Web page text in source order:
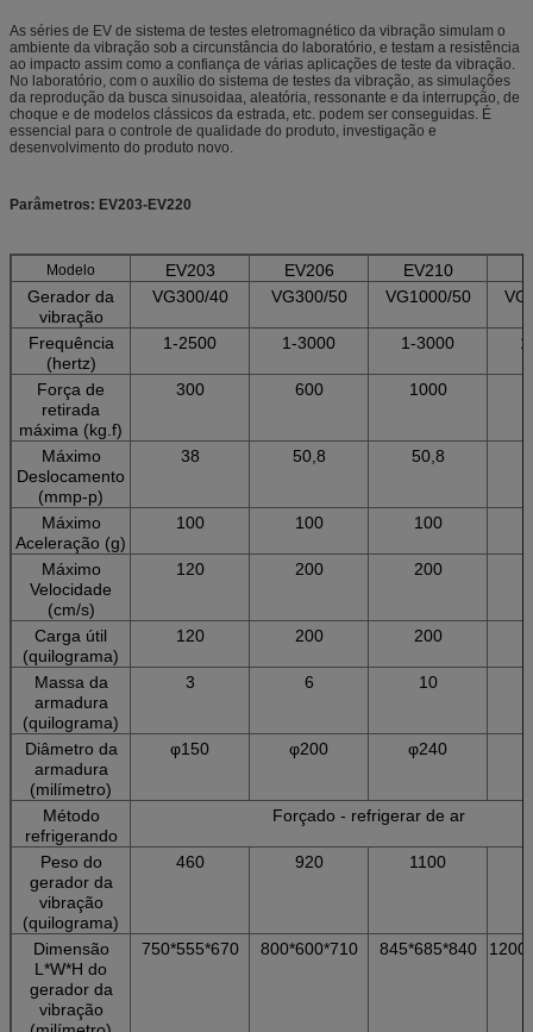
As séries de EV de sistema de testes eletromagnético da vibração simulam o
ambiente da vibração sob a circunstância do laboratório, e testam a resistência
ao impacto assim como a confiança de várias aplicações de teste da vibração.
No laboratório, com o auxílio do sistema de testes da vibração, as simulações
da reprodução da busca sinusoidaa, aleatória, ressonante e da interrupção, de
choque e de modelos clássicos da estrada, etc. podem ser conseguidas. É
essencial para o controle de qualidade do produto, investigação e
desenvolvimento do produto novo.
Parâmetros: EV203-EV220
Modelo EV203 EV206 EV210
Gerador da
vibração
VG300/40 VG300/50 VG1000/50
Frequência
(hertz)
1-2500 1-3000 1-3000
Força de
retirada
máxima (kg.f)
300 600 1000
Máximo
Deslocamento
(mmp-p)
38 50,8 50,8
Máximo
Aceleração (g)
100 100 100
Máximo
Velocidade
(cm/s)
120 200 200
Carga útil
(quilograma)
120 200 200
Massa da
armadura
(quilograma)
3 6 10
Diâmetro da
armadura
(milímetro)
φ150 φ200 φ240
Método
refrigerando
Forçado - refrigerar de ar
Peso do
gerador da
vibração
(quilograma)
460 920 1100
Dimensão
L*W*H do
gerador da
vibração
750*555*670 800*600*710 845*685*840